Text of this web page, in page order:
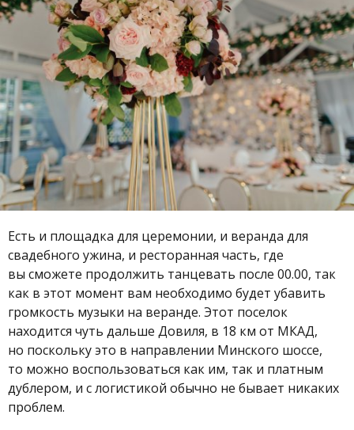
Есть и площадка для церемонии, и веранда для
свадебного ужина, и ресторанная часть, где
вы сможете продолжить танцевать после 00.00, так
как в этот момент вам необходимо будет убавить
громкость музыки на веранде. Этот поселок
находится чуть дальше Довиля, в 18 км от МКАД,
но поскольку это в направлении Минского шоссе,
то можно воспользоваться как им, так и платным
дублером, и с логистикой обычно не бывает никаких
проблем.